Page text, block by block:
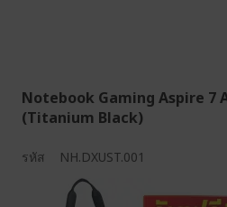
Notebook Gaming Aspire 7
(Titanium Black)
รหัส NH.DXUST.001